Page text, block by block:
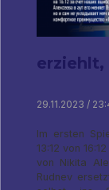
erziehlt,
29.11.2023 /
Im ersten
13:12 von
von Nikita
Rudnev